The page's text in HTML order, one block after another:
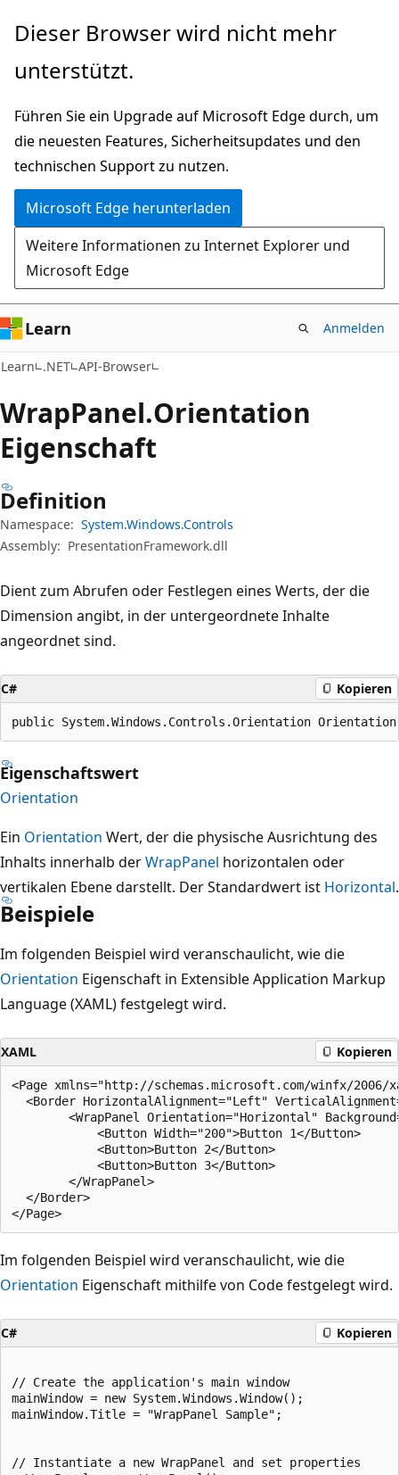
Zu
wechseln
Zur
springen
Dieser Browser wird nicht mehr
unterstützt.
Führen Sie ein Upgrade auf Microsoft Edge durch, um
die neuesten Features, Sicherheitsupdates und den
technischen Support zu nutzen.
Microsoft Edge herunterladen
Weitere Informationen zu Internet Explorer und
Microsoft Edge
Learn Anmelden
Learn .NET API-Browser
WrapPanel.Orientation
Eigenschaft
Definition
Namespace: System.Windows.Controls
Assembly: PresentationFramework.dll
Dient zum Abrufen oder Festlegen eines Werts, der die
Dimension angibt, in der untergeordnete Inhalte
angeordnet sind.
C# Kopieren
public System.Windows.Controls.Orientation
Eigenschaftswert
Orientation
Ein Orientation Wert, der die physische Ausrichtung des
Inhalts innerhalb derWrapPanel horizontalen oder
vertikalen Ebene darstellt. Der Standardwert ist Horizontal.
Beispiele
Im folgenden Beispiel wird veranschaulicht, wie die
Orientation Eigenschaft in Extensible Application Markup
Language (XAML) festgelegt wird.
XAML Kopieren
<Page xmlns="http://schemas.microsoft.com/winfx/2006/
<Border HorizontalAlignment="Left"
<WrapPanel Orientation="Horizontal"
            <Button Width="200">Button 1</Button>
            <Button>Button 2</Button>
            <Button>Button 3</Button>
        </WrapPanel>
  </Border>
Im folgenden Beispiel wird veranschaulicht, wie die
Orientation Eigenschaft mithilfe von Code festgelegt wird.
C# Kopieren
// Create the application's main window
mainWindow = new System.Windows.Window();
mainWindow.Title = "WrapPanel Sample";
// Instantiate a new WrapPanel and set properties